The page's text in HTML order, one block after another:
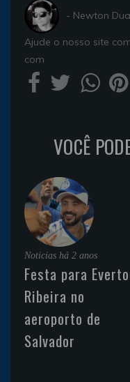
- Newton
Ajude o nosso site
com
VOCÊ
Noticias há 2 anos
Festa para
Ribeira no
aeroporto de
Salvador